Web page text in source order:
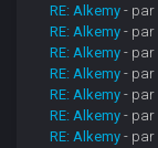
RE: Alkemy - par
RE: Alkemy - par
RE: Alkemy - par
RE: Alkemy - par
RE: Alkemy - par
RE: Alkemy - par
RE: Alkemy - par